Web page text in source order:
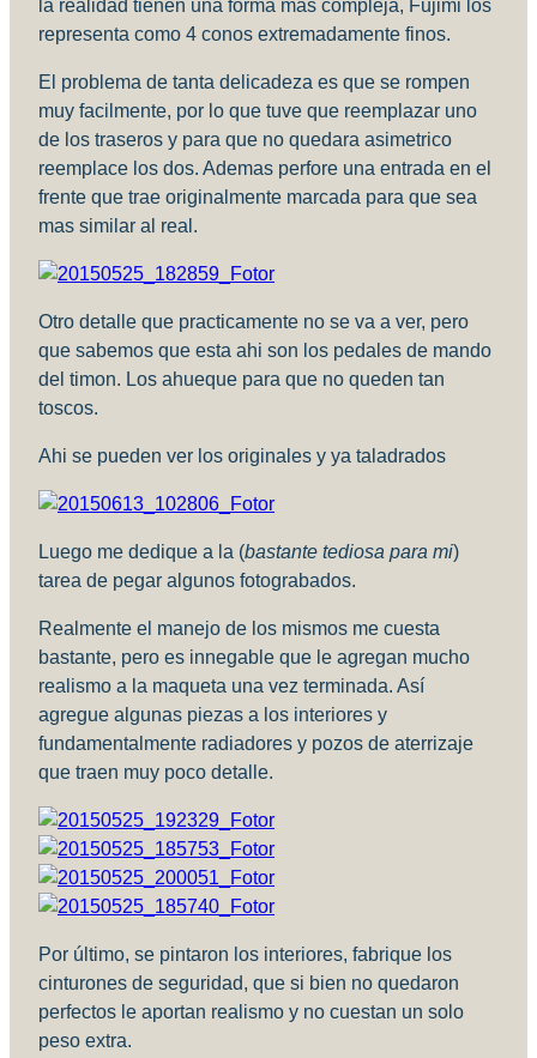
la realidad tienen una forma mas compleja, Fujimi los
representa como 4 conos extremadamente finos.
El problema de tanta delicadeza es que se rompen
muy facilmente, por lo que tuve que reemplazar uno
de los traseros y para que no quedara asimetrico
reemplace los dos. Ademas perfore una entrada en el
frente que trae originalmente marcada para que sea
mas similar al real.
Otro detalle que practicamente no se va a ver, pero
que sabemos que esta ahi son los pedales de mando
del timon. Los ahueque para que no queden tan
toscos.
Ahi se pueden ver los originales y ya taladrados
Luego me dedique a la (bastante tediosa para mi)
tarea de pegar algunos fotograbados.
Realmente el manejo de los mismos me cuesta
bastante, pero es innegable que le agregan mucho
realismo a la maqueta una vez terminada. Así
agregue algunas piezas a los interiores y
fundamentalmente radiadores y pozos de aterrizaje
que traen muy poco detalle.
Por último, se pintaron los interiores, fabrique los
cinturones de seguridad, que si bien no quedaron
perfectos le aportan realismo y no cuestan un solo
peso extra.